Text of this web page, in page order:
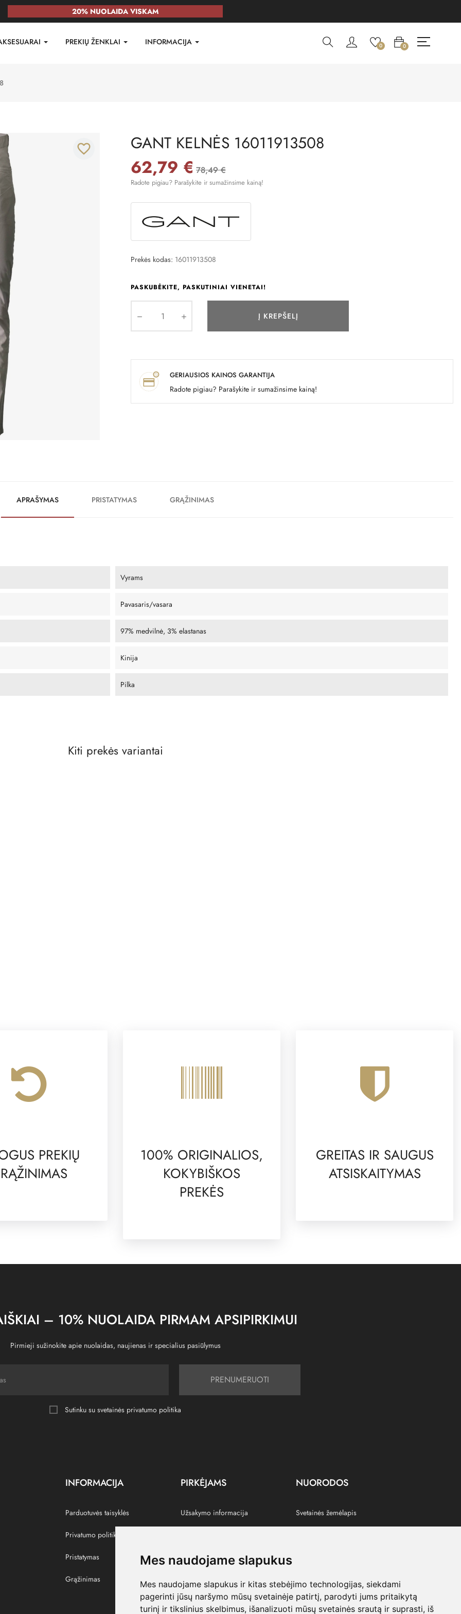
Mes naudojame slapukus
Mes naudojame slapukus ir kitas stebėjimo technologijas, siekdami
pagerinti jūsų naršymo mūsų svetainėje patirtį, parodyti jums pritaikytą
turinį ir tikslinius skelbimus, išanalizuoti mūsų svetainės srautą ir suprasti, iš
20% NUOLAIDA VISKAM
PREKIŲ ŽENKLAI INFORMACIJA 0 0
favorite_border GANT KELNĖS 16011913508
62,79 € 78,49 €
Radote pigiau? Parašykite ir sumažinsime kainą!
Prekės kodas: 16011913508
PASKUBĖKITE, PASKUTINIAI VIENETAI!
Į KREPŠELĮ
GERIAUSIOS KAINOS GARANTIJA
Radote pigiau? Parašykite ir sumažinsime kainą!
APRAŠYMAS PRISTATYMAS GRĄŽINIMAS
Vyrams
Pavasaris/vasara
97% medvilnė, 3% elastanas
Kinija
Pilka
Kiti prekės variantai
PREKIŲ
100% ORIGINALIOS,
KOKYBIŠKOS
PREKĖS
GREITAS IR SAUGUS
ATSISKAITYMAS
– 10% NUOLAIDA PIRMAM APSIPIRKIMUI
Pirmieji sužinokite apie nuolaidas, naujienas ir specialius pasiūlymus
PRENUMERUOTI
Sutinku su svetainės privatumo politika
INFORMACIJA
Parduotuvės taisyklės
Privatumo politika
Pristatymas
Grąžinimas
PIRKĖJAMS
Užsakymo informacija
Paskyra
Pamėgtos prekės
NUORODOS
Svetainės žemėlapis